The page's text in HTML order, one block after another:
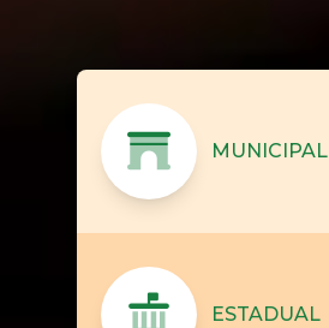
MUNICIPAL
ESTADUAL